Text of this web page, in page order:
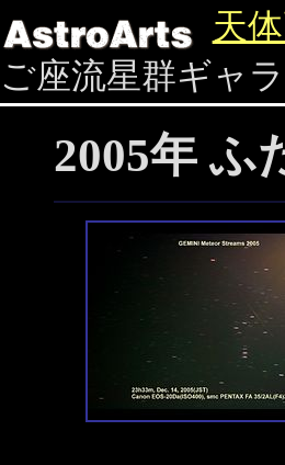
天
ご座流星群ギャ
2005年 ふ